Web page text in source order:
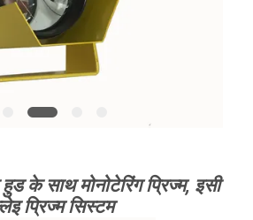
के साथ मोनोटेरिंग प्रिज्म, इसी
प्रिज्म सिस्टम